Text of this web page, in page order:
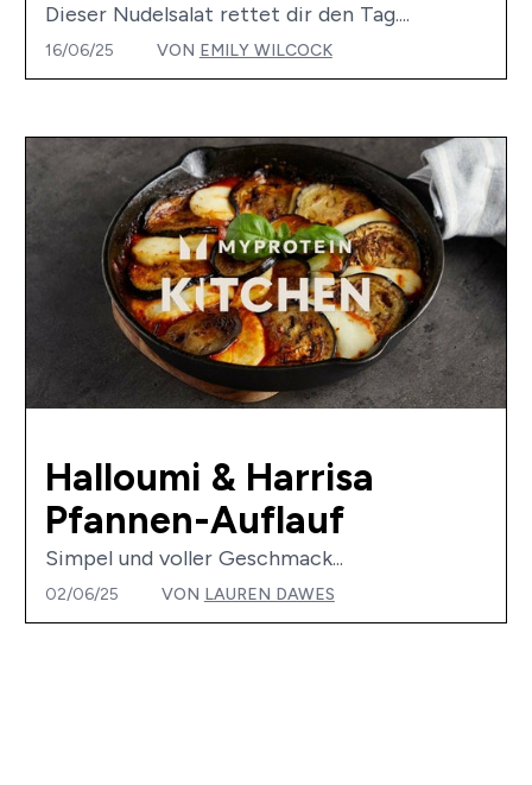
Dieser Nudelsalat rettet dir den Tag....
16/06/25 VON EMILY WILCOCK
Halloumi & Harrisa
Pfannen-Auflauf
Simpel und voller Geschmack...
02/06/25 VON LAUREN DAWES